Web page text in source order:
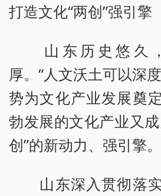
打造文化“两创”强引擎
山东历史悠久
厚。“人文沃土可以深
势为文化产业发展奠
勃发展的文化产业又
创”的新动力、强引擎。
山东深入贯彻落实